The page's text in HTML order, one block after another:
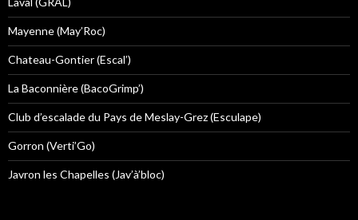
Mayenne (May’Roc)
Chateau-Gontier (Escal’)
La Baconnière (BacoGrimp’)
Club d’escalade du Pays de Meslay-Grez (Esculape)
Gorron (Verti’Go)
Javron les Chapelles (Jav’à’bloc)